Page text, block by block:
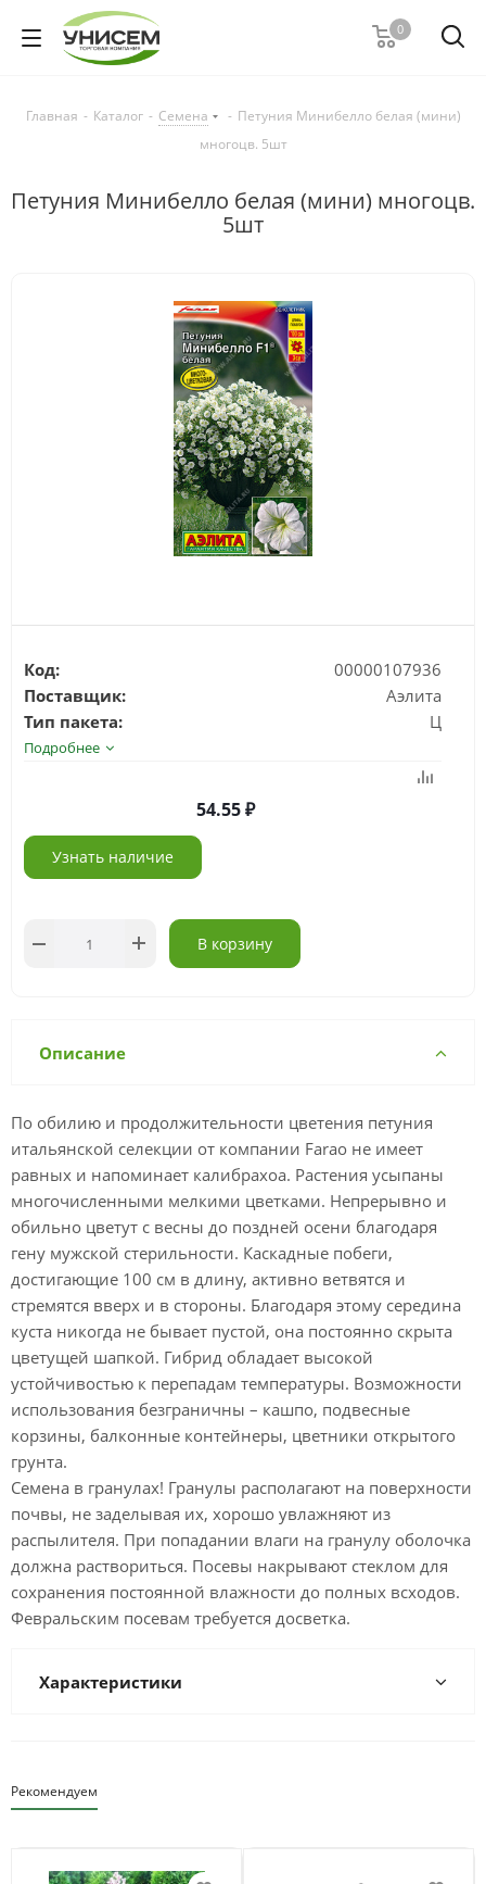
0
Главная - Каталог - Семена - Петуния Минибелло белая (мини)
многоцв. 5шт
Петуния Минибелло белая (мини) многоцв.
5шт
Код:
00000107936
Поставщик:
Аэлита
Тип пакета:
Ц
Подробнее
54.55
Узнать наличие
В корзину
Описание
По обилию и продолжительности цветения петуния
итальянской селекции от компании Farao не имеет
равных и напоминает калибрахоа. Растения усыпаны
многочисленными мелкими цветками. Непрерывно и
обильно цветут с весны до поздней осени благодаря
гену мужской стерильности. Каскадные побеги,
достигающие 100 см в длину, активно ветвятся и
стремятся вверх и в стороны. Благодаря этому середина
куста никогда не бывает пустой, она постоянно скрыта
цветущей шапкой. Гибрид обладает высокой
устойчивостью к перепадам температуры. Возможности
использования безграничны – кашпо, подвесные
корзины, балконные контейнеры, цветники открытого
грунта.
Семена в гранулах! Гранулы располагают на поверхности
почвы, не заделывая их, хорошо увлажняют из
распылителя. При попадании влаги на гранулу оболочка
должна раствориться. Посевы накрывают стеклом для
сохранения постоянной влажности до полных всходов.
Февральским посевам требуется досветка.
Характеристики
Рекомендуем